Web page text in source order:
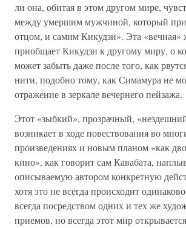
ли она, обитая в этом другом мире,
между умершим мужчиной, который
отцом, и самим Кикудзи». Эта
приобщает Кикудзи к другому миру, о
может забыть даже после того, как
нити, подобно тому, как Симамура не
отражение в зеркале вечернего пейзажа.
Этот «зыбкий», прозрачный,
возникает в ходе повествования во
произведениях и новым планом «как
кино», как говорит сам Кавабата,
описываемую автором конкретную
хотя это не всегда происходит
всегда посредством одних и тех же
приемов, но всегда этот мир